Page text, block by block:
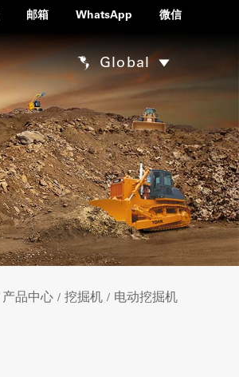
邮箱 WhatsApp 微信
Global
产品中心 / 挖掘机 / 电动挖掘机